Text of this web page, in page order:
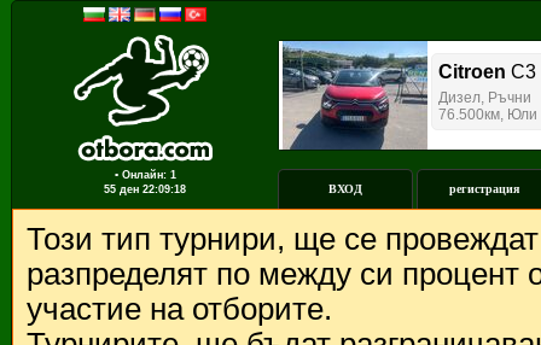
▪ Онлайн: 1
55 ден 22:09:18 ВХОД регистрация
Този тип турнири, ще се
разпределят по между си процент
участие на отборите.